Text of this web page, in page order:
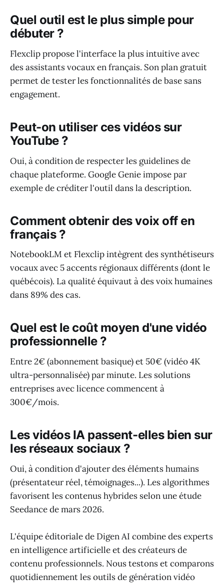
Quel outil est le plus simple pour
débuter ?
Flexclip propose l'interface la plus intuitive avec
des assistants vocaux en français. Son plan gratuit
permet de tester les fonctionnalités de base sans
engagement.
Peut-on utiliser ces vidéos sur
YouTube ?
Oui, à condition de respecter les guidelines de
chaque plateforme. Google Genie impose par
exemple de créditer l'outil dans la description.
Comment obtenir des voix off en
français ?
NotebookLM et Flexclip intègrent des synthétiseurs
vocaux avec 5 accents régionaux différents (dont le
québécois). La qualité équivaut à des voix humaines
dans 89% des cas.
Quel est le coût moyen d'une vidéo
professionnelle ?
Entre 2€ (abonnement basique) et 50€ (vidéo 4K
ultra-personnalisée) par minute. Les solutions
entreprises avec licence commencent à
300€/mois.
Les vidéos IA passent-elles bien sur
les réseaux sociaux ?
Oui, à condition d'ajouter des éléments humains
(présentateur réel, témoignages...). Les algorithmes
favorisent les contenus hybrides selon une étude
Seedance de mars 2026.
L'équipe éditoriale de Digen AI combine des experts
en intelligence artificielle et des créateurs de
contenu professionnels. Nous testons et comparons
quotidiennement les outils de génération vidéo